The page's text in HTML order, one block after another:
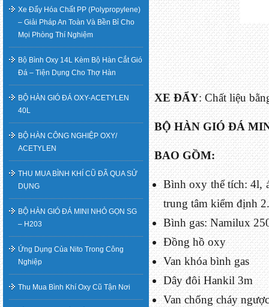
XE ĐẨY: Chất liệu
BỘ HÀN GIÓ ĐÁ
BAO GỒM:
Bình oxy thể tích: 4l,
trung tâm kiểm định
Bình gas: Namilux
Đồng hồ oxy
Van khóa bình gas
Dây đôi Hankil 3m
Van chống cháy
Xe Đẩy Hóa Chất PP (Polypropylene)
– Giải Pháp An Toàn Và Bền Bỉ Cho
Mọi Phòng Thí Nghiệm
Bộ Bình Oxy 14L Kèm Bộ Hàn Cắt Gió
Đá – Tiện Dụng Cho Thợ Hàn
BỘ HÀN GIÓ ĐÁ OXY-ACETYLEN
40L
BỘ HÀN CÔNG NGHIỆP OXY/
ACETYLEN
THU MUA BÌNH KHÍ CŨ ĐÃ QUA SỬ
DỤNG
BỘ HÀN GIÓ ĐÁ MINI NHỎ GỌN SG
– H203
Ứng Dụng Của Nito Trong Công
Nghiệp
Thu Mua Bình Khí Oxy Cũ Tận Nơi